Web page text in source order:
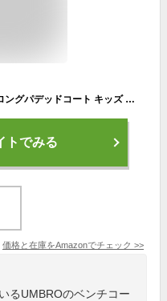
[アンブロ] ロングパデットコート JR ロングパデッドコート キッズ ネイビー 日本 160 (日本サイズ160 相当)
トでみる
価格と在庫をAmazonでチェック >>
るUMBROのベンチコー